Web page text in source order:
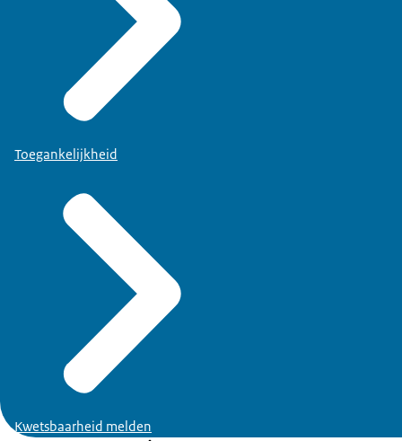
Toegankelijkheid
Kwetsbaarheid melden